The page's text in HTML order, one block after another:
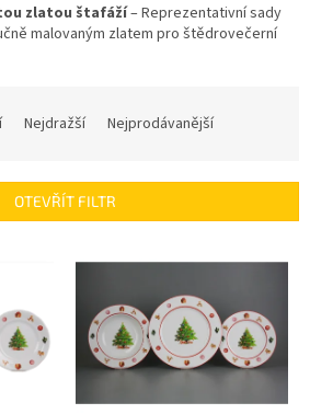
zlatou štafáží– Reprezentativní sady
malovaným zlatem pro štědrovečerní
Nejdražší Nejprodávanější
OTEVŘÍT FILTR